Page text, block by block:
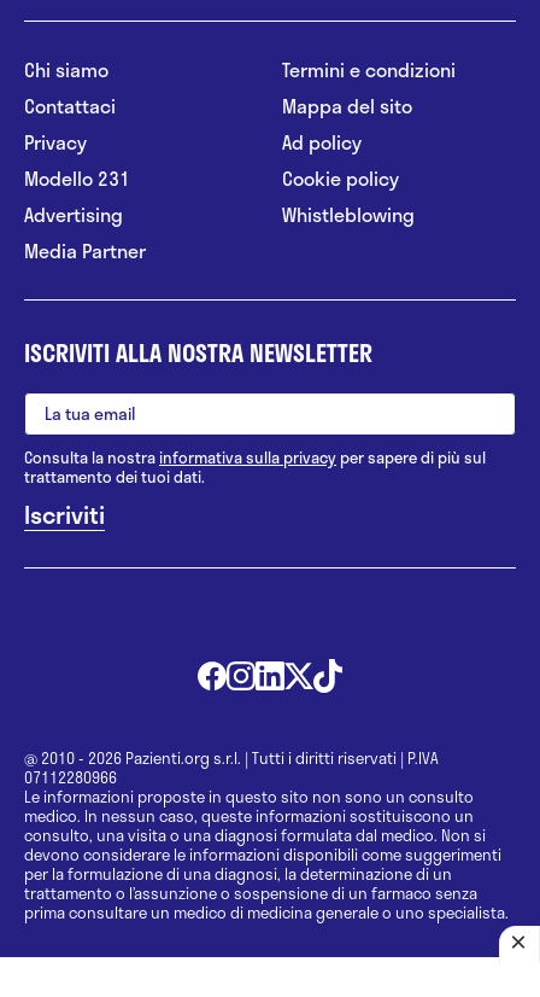
Chi siamo
Contattaci
Privacy
Modello 231
Advertising
Media Partner
Termini e condizioni
Mappa del sito
Ad policy
Cookie policy
Whistleblowing
ISCRIVITI ALLA NOSTRA NEWSLETTER
Consulta la nostrainformativa sulla privacy per sapere di più sul
trattamento dei tuoi dati.
@ 2010 - 2026 Pazienti.org s.r.l. | Tutti i diritti riservati | P.IVA
07112280966
Le informazioni proposte in questo sito non sono un consulto
medico. In nessun caso, queste informazioni sostituiscono un
consulto, una visita o una diagnosi formulata dal medico. Non si
devono considerare le informazioni disponibili come suggerimenti
per la formulazione di una diagnosi, la determinazione di un
trattamento o l’assunzione o sospensione di un farmaco senza
prima consultare un medico di medicina generale o uno specialista.